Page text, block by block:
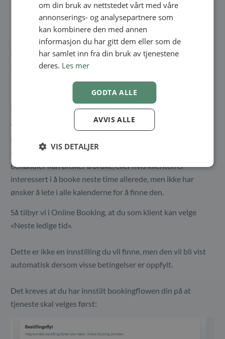
Klikk deretter på ‘Neste’ og fullfør konfigurasjonen av
tjenesten din.
Book neste ledige tid
Vi vil også legge til at vi har en smart mulighet til å ha flere
i din klinikk og klienten ikke har en preferanse på hvilken
behandler han ønsker å bruke, eller hvis klienten er
interessert i å booke neste time allerede, men ikke har
ønsker å lete i alle kalenderne for å finne den.
Så tilbyr vi i Online Booking, at du som klient kan velge
«Neste ledige tid».
Dette er ikke en innstilling du vil finne, men den vil bli vist
automatisk dersom visse betingelser er oppfylt.
Det kreves at du har innstilt bookingflowen din på at
tjeneste skal velges først:
om din bruk av nettstedet vårt med våre
annonserings- og analysepartnere som
kan kombinere den med annen
informasjon du har gitt dem eller som de
har samlet inn fra din bruk av tjenestene
deres. Les mer
GODTA ALLE
AVVIS ALLE
VIS DETALJER